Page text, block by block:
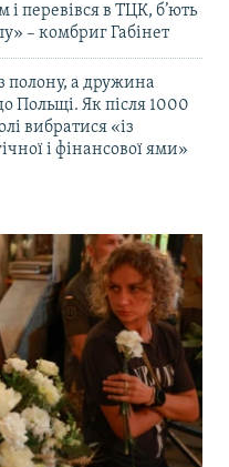
і перевівся в ТЦК, б’ють
– комбриг Габінет
полону, а дружина
Польщі. Як після 1000
вибратися «із
і фінансової ями»